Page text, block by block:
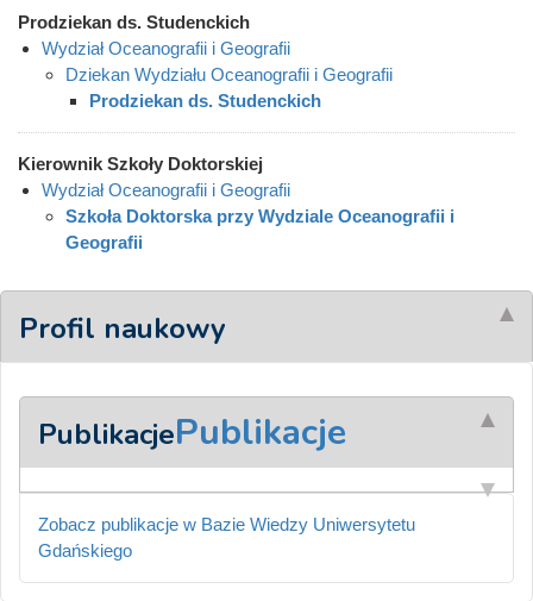
Prodziekan ds. Studenckich
Wydział Oceanografii i Geografii
Dziekan Wydziału Oceanografii i Geografii
Prodziekan ds. Studenckich
Kierownik Szkoły Doktorskiej
Wydział Oceanografii i Geografii
Szkoła Doktorska przy Wydziale Oceanografii i
Geografii
Profil naukowy
PublikacjePublikacje
Zobacz publikacje w Bazie Wiedzy Uniwersytetu
Gdańskiego